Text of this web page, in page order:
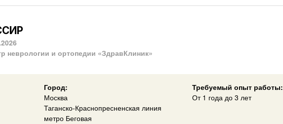
неврологии и ортопедии «ЗдравКлиник»
Город:
Москва
Таганско-Краснопресненская линия
метро Беговая
Требуемый опыт работы:
От 1 года до 3 лет